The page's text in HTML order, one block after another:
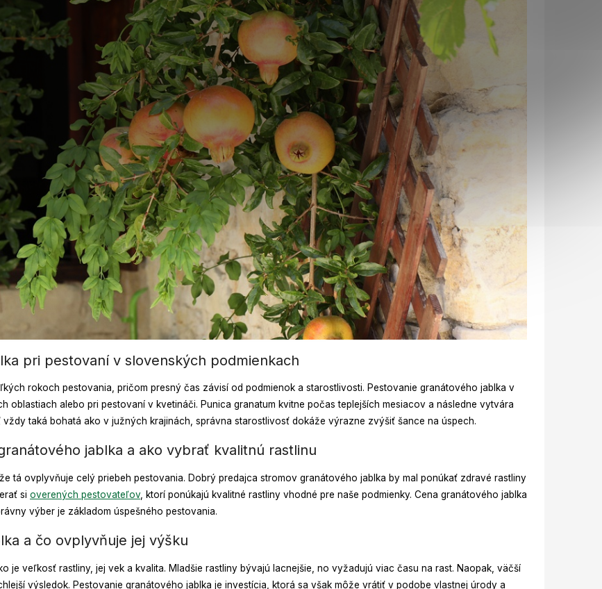
pri pestovaní v slovenských podmienkach
rokoch pestovania, pričom presný čas závisí od podmienok a starostlivosti. Pestovanie granátového jablka v
oblastiach alebo pri pestovaní v kvetináči. Punica granatum kvitne počas teplejších mesiacov a následne vytvára
taká bohatá ako v južných krajinách, správna starostlivosť dokáže výrazne zvýšiť šance na úspech.
jablka a ako vybrať kvalitnú rastlinu
tá ovplyvňuje celý priebeh pestovania. Dobrý predajca stromov granátového jablka by mal ponúkať zdravé rastliny
si overených pestovateľov, ktorí ponúkajú kvalitné rastliny vhodné pre naše podmienky. Cena granátového jablka
výber je základom úspešného pestovania.
a čo ovplyvňuje jej výšku
je veľkosť rastliny, jej vek a kvalita. Mladšie rastliny bývajú lacnejšie, no vyžadujú viac času na rast. Naopak, väčší
výsledok. Pestovanie granátového jablka je investícia, ktorá sa však môže vrátiť v podobe vlastnej úrody a